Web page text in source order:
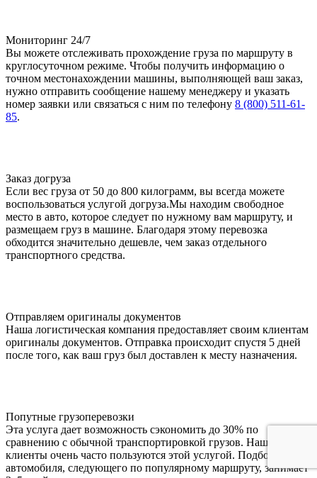
Мониторинг 24/7
Вы можете отслеживать прохождение груза по маршруту в
круглосуточном режиме. Чтобы получить информацию о
точном местонахождении машины, выполняющей ваш заказ,
нужно отправить сообщение нашему менеджеру и указать
номер заявки или связаться с ним по телефону 8 (800) 511-61-
85.
Заказ догруза
Если вес груза от 50 до 800 килограмм, вы всегда можете
воспользоваться услугой догруза.Мы находим свободное
место в авто, которое следует по нужному вам маршруту, и
размещаем груз в машине. Благодаря этому перевозка
обходится значительно дешевле, чем заказ отдельного
транспортного средства.
Отправляем оригиналы документов
Наша логистическая компания предоставляет своим клиентам
оригиналы документов. Отправка происходит спустя 5 дней
после того, как ваш груз был доставлен к месту назначения.
Попутные грузоперевозки
Эта услуга дает возможность сэкономить до 30% по
сравнению с обычной транспортировкой грузов. Наши
клиенты очень часто пользуются этой услугой. Подбор
автомобиля, следующего по популярному маршруту, занимает